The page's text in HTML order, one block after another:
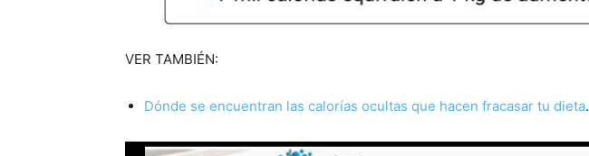
VER TAMBIÉN:
Dónde se encuentran las calorías ocultas que hacen fracasar tu dieta.